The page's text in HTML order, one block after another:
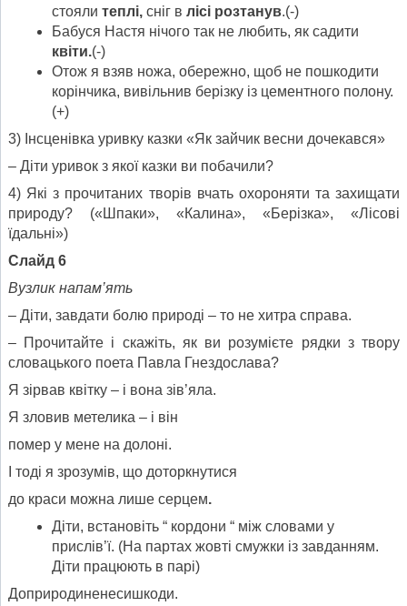
стояли теплі, сніг в лісі розтанув.(-)
Бабуся Настя нічого так не любить, як садити
квіти.(-)
Отож я взяв ножа, обережно, щоб не пошкодити
корінчика, вивільнив берізку із цементного полону.
(+)
3) Інсценівка уривку казки «Як зайчик весни дочекався»
– Діти уривок з якої казки ви побачили?
4) Які з прочитаних творів вчать охороняти та захищати
природу? («Шпаки», «Калина», «Берізка», «Лісові
їдальні»)
Слайд 6
Вузлик напам’ять
– Діти, завдати болю природі – то не хитра справа.
– Прочитайте і скажіть, як ви розумієте рядки з твору
словацького поета Павла Гнездослава?
Я зірвав квітку – і вона зів’яла.
Я зловив метелика – і він
помер у мене на долоні.
І тоді я зрозумів, що доторкнутися
до краси можна лише серцем.
Діти, встановіть “ кордони “ між словами у
прислів’ї. (На партах жовті смужки із завданням.
Діти працюють в парі)
Доприродиненесишкоди.